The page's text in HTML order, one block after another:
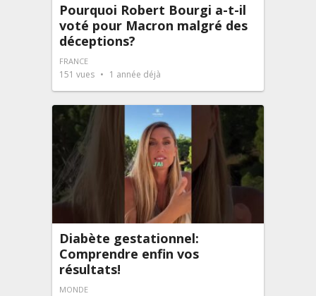
Pourquoi Robert Bourgi a-t-il
voté pour Macron malgré des
déceptions?
FRANCE
151 vues 1 année déjà
Diabète gestationnel:
Comprendre enfin vos
résultats!
MONDE